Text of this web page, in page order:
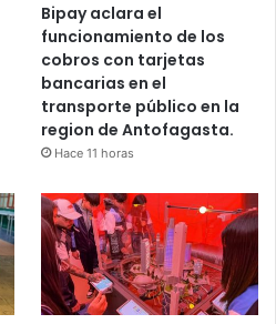
Bipay aclara el
funcionamiento de los
cobros con tarjetas
bancarias en el
transporte público en la
region de Antofagasta.
Hace 11 horas